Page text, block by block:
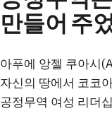
만들어 주
아푸에 앙젤 쿠아시
자신의 땅에서 코코
공정무역 여성 리더